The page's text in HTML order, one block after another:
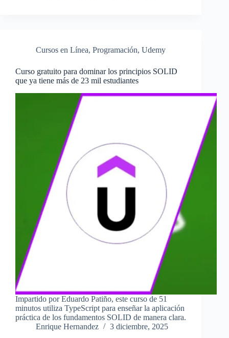
Cursos en Línea, Programación, Udemy
Curso gratuito para dominar los principios SOLID
que ya tiene más de 23 mil estudiantes
Impartido por Eduardo Patiño, este curso de 51
minutos utiliza TypeScript para enseñar la aplicación
práctica de los fundamentos SOLID de manera clara.
Enrique Hernandez
3 diciembre, 2025